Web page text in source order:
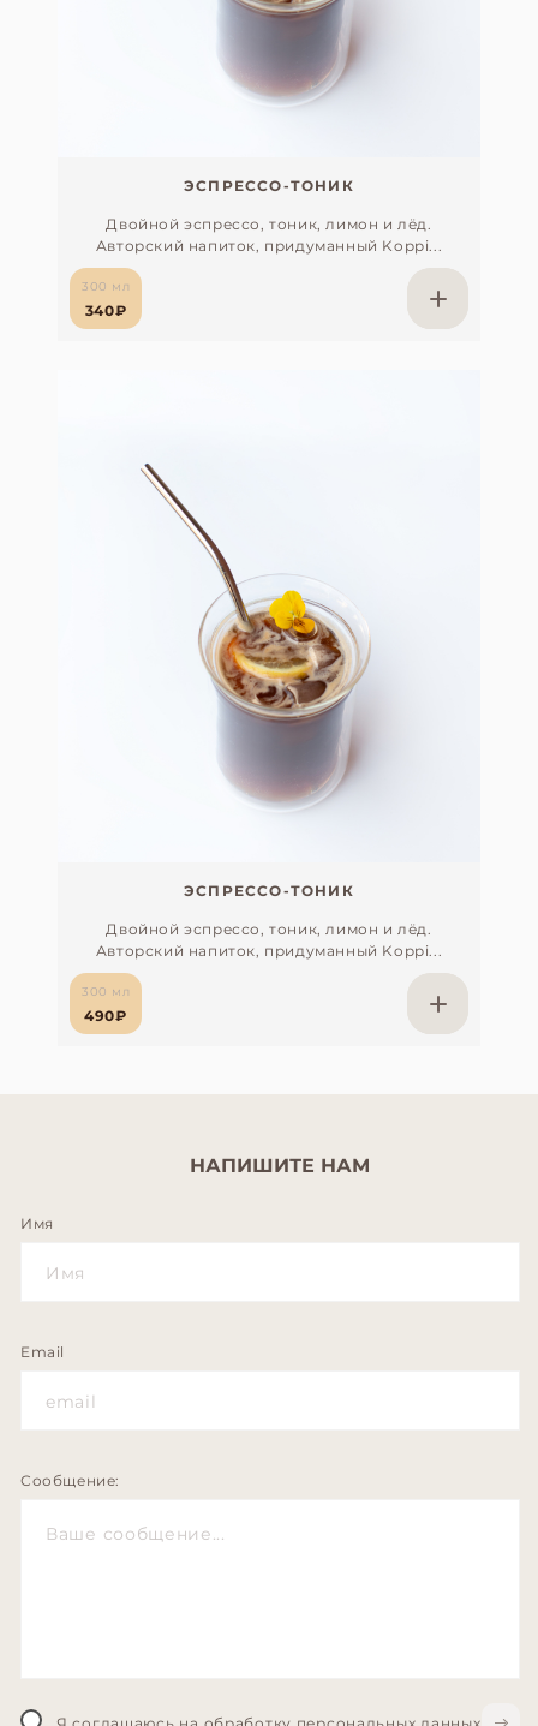
ЭСПРЕССО-ТОНИК
Двойной эспрессо, тоник, лимон и лёд.
Авторский напиток, придуманный Koppi...
300 мл
340₽
ЭСПРЕССО-ТОНИК
Двойной эспрессо, тоник, лимон и лёд.
Авторский напиток, придуманный Koppi...
300 мл
490₽
НАПИШИТЕ НАМ
Имя
Email
Сообщение: